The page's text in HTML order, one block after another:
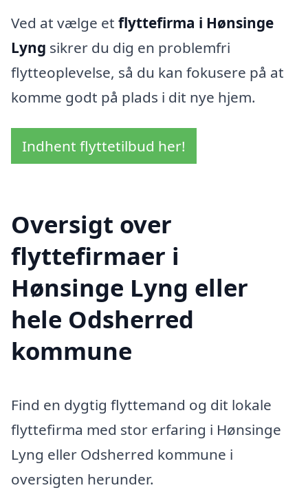
Ved at vælge et flyttefirma i Hønsinge
Lyng sikrer du dig en problemfri
flytteoplevelse, så du kan fokusere på at
komme godt på plads i dit nye hjem.
Indhent flyttetilbud her!
Oversigt over
flyttefirmaer i
Hønsinge Lyng eller
hele Odsherred
kommune
Find en dygtig flyttemand og dit lokale
flyttefirma med stor erfaring i Hønsinge
Lyng eller Odsherred kommune i
oversigten herunder.